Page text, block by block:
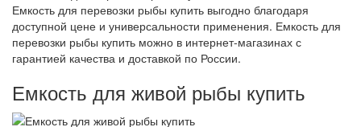
Емкость для перевозки рыбы купить выгодно благодаря
доступной цене и универсальности применения. Емкость для
перевозки рыбы купить можно в интернет-магазинах с
гарантией качества и доставкой по России.
Емкость для живой рыбы купить